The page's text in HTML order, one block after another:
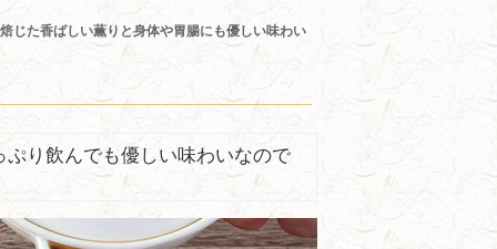
じた香ばしい薫りと身体や胃腸にも優しい味わい
り飲んでも優しい味わいなので